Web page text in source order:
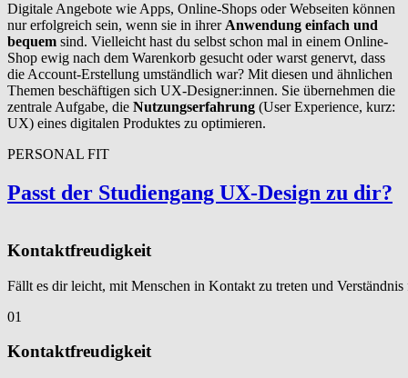
Digitale Angebote wie Apps, Online-Shops oder Webseiten können
nur erfolgreich sein, wenn sie in ihrerAnwendung einfach und
bequem sind. Vielleicht hast du selbst schon mal in einem Online-
Shop ewig nach dem Warenkorb gesucht oder warst genervt, dass
die Account-Erstellung umständlich war? Mit diesen und ähnlichen
Themen beschäftigen sich UX-Designer:innen. Sie übernehmen die
zentrale Aufgabe, die Nutzungserfahrung (User Experience, kurz:
UX) eines digitalen Produktes zu optimieren.
PERSONAL FIT
Passt der Studiengang UX-Design zu dir?
Kontaktfreudigkeit
Fällt es dir leicht, mit Menschen in Kontakt zu treten und
01
Kontaktfreudigkeit